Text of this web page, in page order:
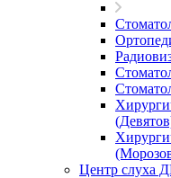
Центр слуха